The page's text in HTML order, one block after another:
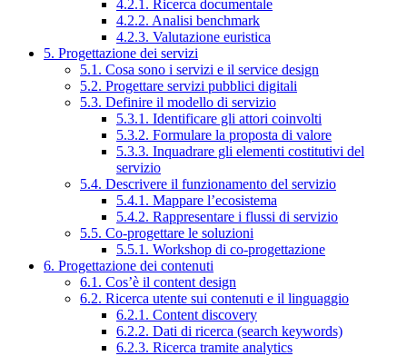
4.2.1. Ricerca documentale
4.2.2. Analisi benchmark
4.2.3. Valutazione euristica
5. Progettazione dei servizi
5.1. Cosa sono i servizi e il service design
5.2. Progettare servizi pubblici digitali
5.3. Definire il modello di servizio
5.3.1. Identificare gli attori coinvolti
5.3.2. Formulare la proposta di valore
5.3.3. Inquadrare gli elementi costitutivi del
servizio
5.4. Descrivere il funzionamento del servizio
5.4.1. Mappare l’ecosistema
5.4.2. Rappresentare i flussi di servizio
5.5. Co-progettare le soluzioni
5.5.1. Workshop di co-progettazione
6. Progettazione dei contenuti
6.1. Cos’è il content design
6.2. Ricerca utente sui contenuti e il linguaggio
6.2.1. Content discovery
6.2.2. Dati di ricerca (search keywords)
6.2.3. Ricerca tramite analytics